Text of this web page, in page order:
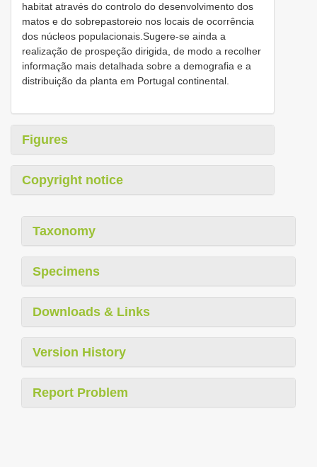
habitat através do controlo do desenvolvimento dos
matos e do sobrepastoreio nos locais de ocorrência
dos núcleos populacionais.Sugere-se ainda a
realização de prospeção dirigida, de modo a recolher
informação mais detalhada sobre a demografia e a
distribuição da planta em Portugal continental.
Figures
Copyright notice
Taxonomy
Specimens
Downloads & Links
Version History
Report Problem